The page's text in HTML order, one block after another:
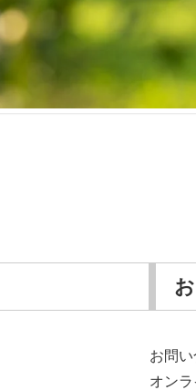
お問
オン